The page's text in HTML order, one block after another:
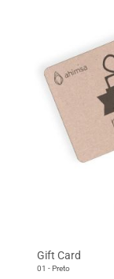
Gift Card
01 - Preto